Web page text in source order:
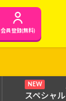
会員登録(無料)
NEW
スペシャル